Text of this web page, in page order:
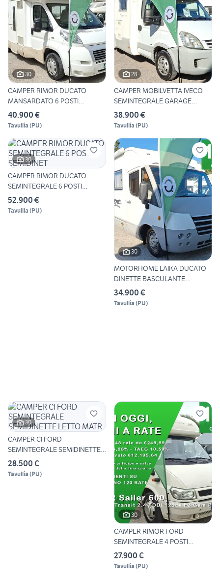
30
CAMPER RIMOR DUCATO
MANSARDATO 6 POSTI
GARAGE CLIM
40.900 €
Tavullia (PU)
28
CAMPER MOBILVETTA IVECO
SEMINTEGRALE GARAGE
CLIMAT
38.900 €
Tavullia (PU)
30
CAMPER RIMOR DUCATO
SEMINTEGRALE 6 POSTI
SEMIDINET
52.900 €
Tavullia (PU)
30
MOTORHOME LAIKA DUCATO
DINETTE BASCULANTE
CLIMATIZ
34.900 €
Tavullia (PU)
30
CAMPER CI FORD
SEMINTEGRALE SEMIDINETTE
LETTO MATR
28.500 €
Tavullia (PU)
30
CAMPER RIMOR FORD
SEMINTEGRALE 4 POSTI
DINETTE CLA
27.900 €
Tavullia (PU)